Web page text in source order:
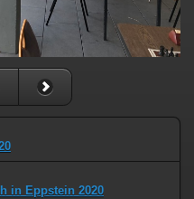
in Eppstein 2020